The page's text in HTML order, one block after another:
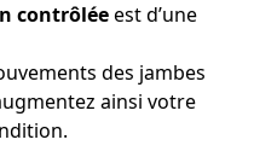
contrôléeest d’une
des jambes
ainsi votre